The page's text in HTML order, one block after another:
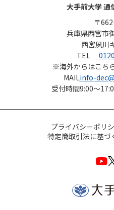
大手前大学 通
〒
兵庫県西宮市
西宮夙川
TEL
※海外からはこち
MAILinfo-
受付時間9:00～
プライバシーポリ
特定商取引法に基づ